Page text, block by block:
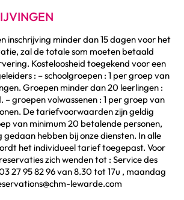
inschrijving minder dan 15 dagen voor het
zal de totale som moeten betaald
Kosteloosheid toegekend voor een
: – schoolgroepen : 1 per groep van
Groepen minder dan 20 leerlingen :
– groepen volwassenen : 1 per groep van
De tariefvoorwaarden zijn geldig
van minimum 20 betalende personen,
gedaan hebben bij onze diensten. In alle
het individueel tarief toegepast. Voor
zich wenden tot : Service des
27 95 82 96 van 8.30 tot 17u , maandag
lewarde.com